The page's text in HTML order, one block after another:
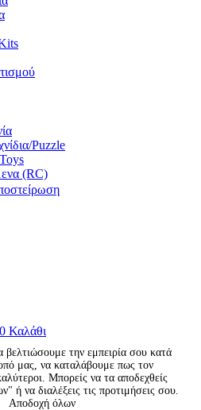
Puzzle
(RC)
0 Καλάθι
την εμπειρία σου κατά
μας, να καταλάβουμε πως τον
Μπορείς να τα αποδεχθείς
ή να διαλέξεις τις προτιμήσεις σου.
Αποδοχή όλων